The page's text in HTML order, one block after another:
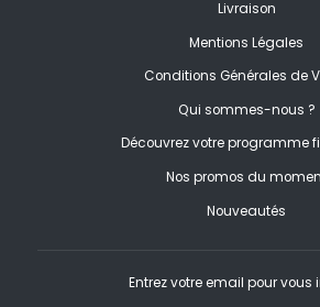
Livraison
Mentions Légales
Conditions Générales de
Qui sommes-nous ?
Découvrez votre programme
Nos promos du
Nouveautés
Entrez votre email pour vous